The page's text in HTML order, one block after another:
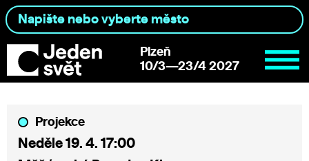
Plzeň
10/3—23/4 2027
Projekce
Neděle 19. 4. 17:00